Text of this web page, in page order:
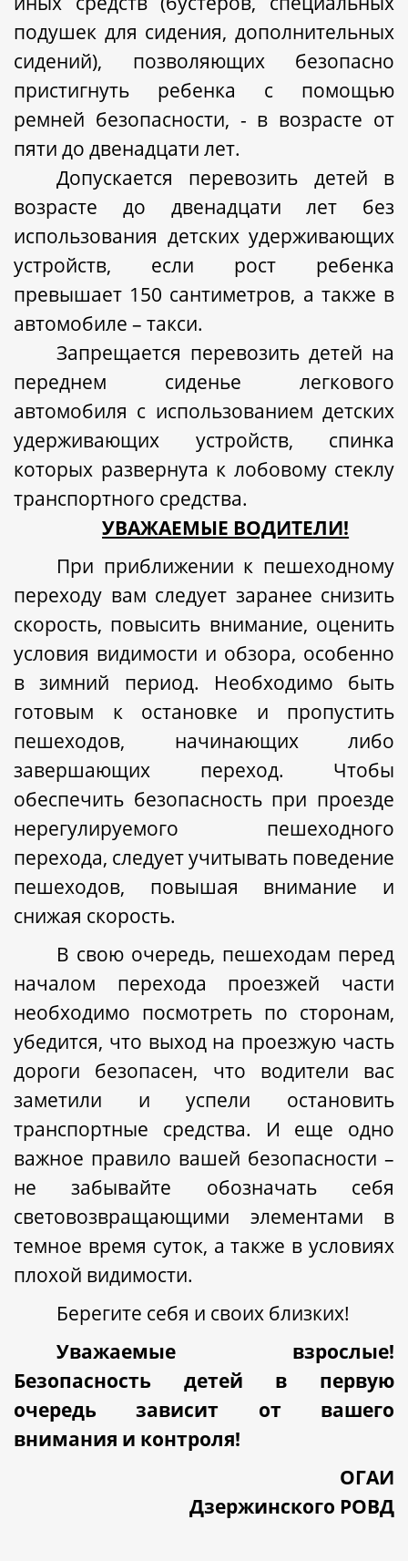
подушек для сидения, дополнительных
сидений), позволяющих безопасно
пристигнуть ребенка с помощью
ремней безопасности, - в возрасте от
пяти до двенадцати лет.
Допускается перевозить детей в
возрасте до двенадцати лет без
использования детских удерживающих
устройств, если рост ребенка
превышает 150 сантиметров, а также в
автомобиле – такси.
Запрещается перевозить детей на
переднем сиденье легкового
автомобиля с использованием детских
удерживающих устройств, спинка
которых развернута к лобовому стеклу
транспортного средства.
УВАЖАЕМЫЕ ВОДИТЕЛИ!
При приближении к пешеходному
переходу вам следует заранее снизить
скорость, повысить внимание, оценить
условия видимости и обзора, особенно
в зимний период. Необходимо быть
готовым к остановке и пропустить
пешеходов, начинающих либо
завершающих переход. Чтобы
обеспечить безопасность при проезде
нерегулируемого пешеходного
перехода, следует учитывать поведение
пешеходов, повышая внимание и
снижая скорость.
В свою очередь, пешеходам перед
началом перехода проезжей части
необходимо посмотреть по сторонам,
убедится, что выход на проезжую часть
дороги безопасен, что водители вас
заметили и успели остановить
транспортные средства. И еще одно
важное правило вашей безопасности –
не забывайте обозначать себя
световозвращающими элементами в
темное время суток, а также в условиях
плохой видимости.
Берегите себя и своих близких!
Уважаемые взрослые!
Безопасность детей в первую
очередь зависит от вашего
внимания и контроля!
ОГАИ
Дзержинского РОВД